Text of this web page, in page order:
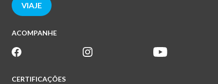
VIAJE
ACOMPANHE
CERTIFICAÇÕES